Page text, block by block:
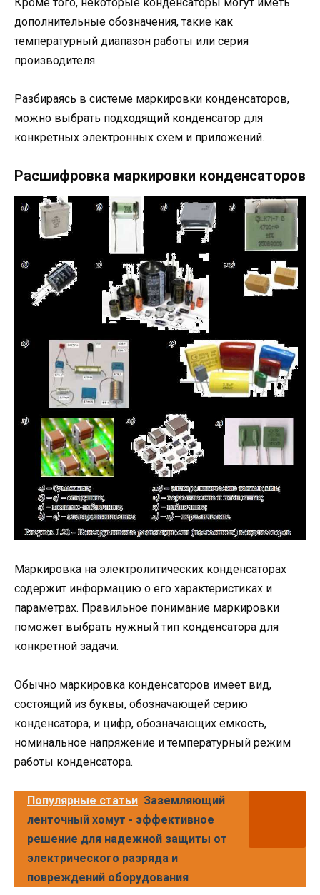
дополнительные обозначения, такие как
температурный диапазон работы или серия
производителя.
Разбираясь в системе маркировки конденсаторов,
можно выбрать подходящий конденсатор для
конкретных электронных схем и приложений.
Расшифровка маркировки конденсаторов
Маркировка на электролитических конденсаторах
содержит информацию о его характеристиках и
параметрах. Правильное понимание маркировки
поможет выбрать нужный тип конденсатора для
конкретной задачи.
Обычно маркировка конденсаторов имеет вид,
состоящий из буквы, обозначающей серию
конденсатора, и цифр, обозначающих емкость,
номинальное напряжение и температурный режим
работы конденсатора.
Популярные статьи Заземляющий
ленточный хомут - эффективное
решение для надежной защиты от
электрического разряда и
повреждений оборудования